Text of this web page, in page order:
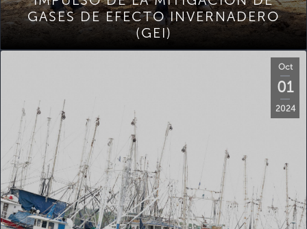
GASES DE EFECTO INVERNADERO
(GEI)
Oct
01
2024